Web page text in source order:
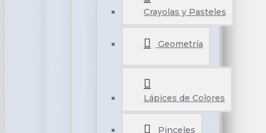
Crayolas y Pasteles
Geometría
Lápices de Colores
Pinceles